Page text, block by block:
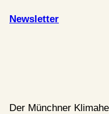
Newsletter
Der Münchner